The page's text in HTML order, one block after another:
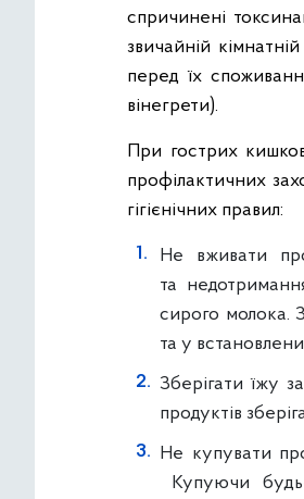
спричинені
звичайній
перед їх
вінегрети).
При гострих
профілактичних
гігієнічних правил:
Не вживати
та
сирого молока.
та у
Зберігати їжу
продуктів
Не купувати
Купуючи